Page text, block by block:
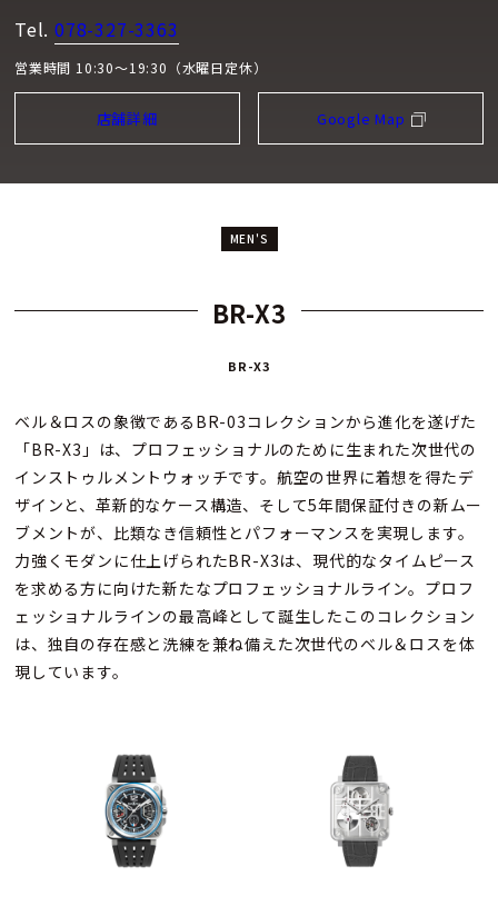
Tel. 078-327-3363
営業時間 10:30～19:30（水曜日定休）
店舗詳細 Google Map
MEN'S
BR-X3
BR-X3
ベル＆ロスの象徴であるBR-03コレクションから進化を遂げた
「BR-X3」は、プロフェッショナルのために生まれた次世代の
インストゥルメントウォッチです。航空の世界に着想を得たデ
ザインと、革新的なケース構造、そして5年間保証付きの新ムー
ブメントが、比類なき信頼性とパフォーマンスを実現します。
力強くモダンに仕上げられたBR-X3は、現代的なタイムピース
を求める方に向けた新たなプロフェッショナルライン。プロフ
ェッショナルラインの最高峰として誕生したこのコレクション
は、独自の存在感と洗練を兼ね備えた次世代のベル＆ロスを体
現しています。